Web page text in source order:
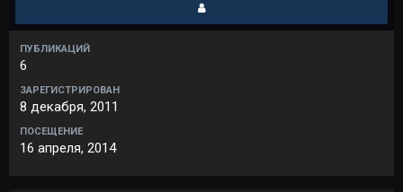
ПУБЛИКАЦИЙ
6
ЗАРЕГИСТРИРОВАН
8 декабря, 2011
ПОСЕЩЕНИЕ
16 апреля, 2014